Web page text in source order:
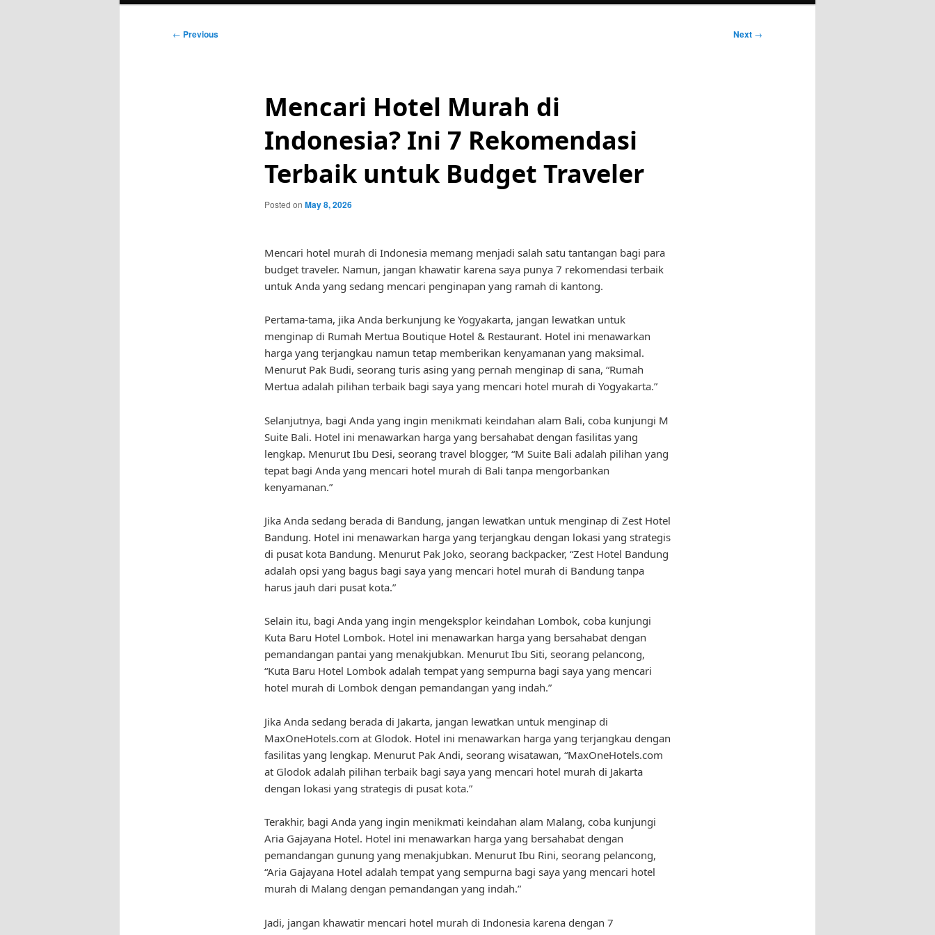
Post
← Previous Next →
Mencari Hotel Murah di
Indonesia? Ini 7 Rekomendasi
Terbaik untuk Budget Traveler
Posted on May 8, 2026
Mencari hotel murah di Indonesia memang menjadi salah satu tantangan bagi para
budget traveler. Namun, jangan khawatir karena saya punya 7 rekomendasi terbaik
untuk Anda yang sedang mencari penginapan yang ramah di kantong.
Pertama-tama, jika Anda berkunjung ke Yogyakarta, jangan lewatkan untuk
menginap di Rumah Mertua Boutique Hotel & Restaurant. Hotel ini menawarkan
harga yang terjangkau namun tetap memberikan kenyamanan yang maksimal.
Menurut Pak Budi, seorang turis asing yang pernah menginap di sana, “Rumah
Mertua adalah pilihan terbaik bagi saya yang mencari hotel murah di Yogyakarta.”
Selanjutnya, bagi Anda yang ingin menikmati keindahan alam Bali, coba kunjungi M
Suite Bali. Hotel ini menawarkan harga yang bersahabat dengan fasilitas yang
lengkap. Menurut Ibu Desi, seorang travel blogger, “M Suite Bali adalah pilihan yang
tepat bagi Anda yang mencari hotel murah di Bali tanpa mengorbankan
kenyamanan.”
Jika Anda sedang berada di Bandung, jangan lewatkan untuk menginap di Zest Hotel
Bandung. Hotel ini menawarkan harga yang terjangkau dengan lokasi yang strategis
di pusat kota Bandung. Menurut Pak Joko, seorang backpacker, “Zest Hotel Bandung
adalah opsi yang bagus bagi saya yang mencari hotel murah di Bandung tanpa
harus jauh dari pusat kota.”
Selain itu, bagi Anda yang ingin mengeksplor keindahan Lombok, coba kunjungi
Kuta Baru Hotel Lombok. Hotel ini menawarkan harga yang bersahabat dengan
pemandangan pantai yang menakjubkan. Menurut Ibu Siti, seorang pelancong,
“Kuta Baru Hotel Lombok adalah tempat yang sempurna bagi saya yang mencari
hotel murah di Lombok dengan pemandangan yang indah.”
Jika Anda sedang berada di Jakarta, jangan lewatkan untuk menginap di
MaxOneHotels.com at Glodok. Hotel ini menawarkan harga yang terjangkau dengan
fasilitas yang lengkap. Menurut Pak Andi, seorang wisatawan, “MaxOneHotels.com
at Glodok adalah pilihan terbaik bagi saya yang mencari hotel murah di Jakarta
dengan lokasi yang strategis di pusat kota.”
Terakhir, bagi Anda yang ingin menikmati keindahan alam Malang, coba kunjungi
Aria Gajayana Hotel. Hotel ini menawarkan harga yang bersahabat dengan
pemandangan gunung yang menakjubkan. Menurut Ibu Rini, seorang pelancong,
“Aria Gajayana Hotel adalah tempat yang sempurna bagi saya yang mencari hotel
murah di Malang dengan pemandangan yang indah.”
Jadi, jangan khawatir mencari hotel murah di Indonesia karena dengan 7